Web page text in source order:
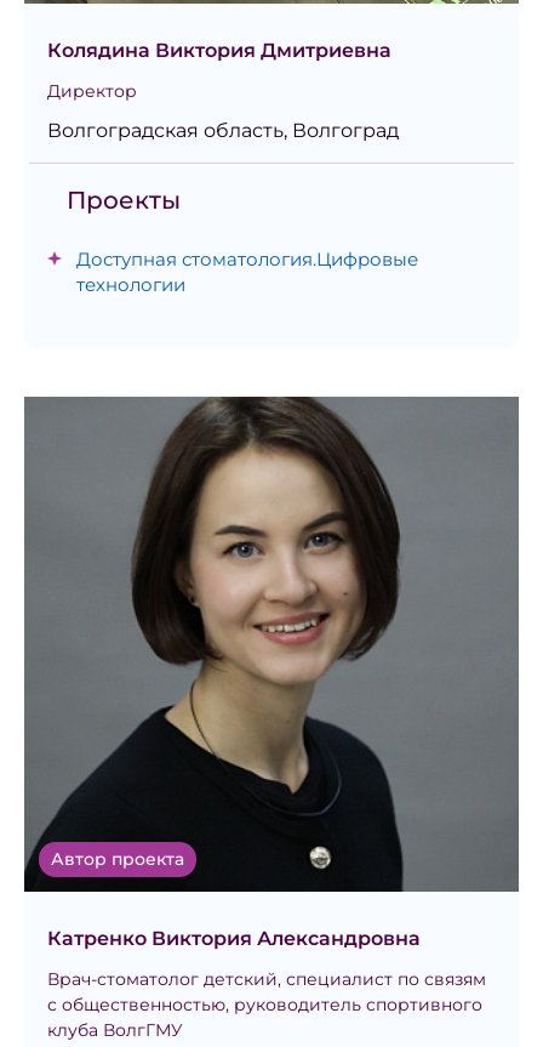
Колядина Виктория Дмитриевна
Директор
Волгоградская область, Волгоград
Проекты
Доступная стоматология.Цифровые
технологии
Автор проекта
Катренко Виктория Александровна
Врач-стоматолог детский, специалист по связям
с общественностью, руководитель спортивного
клуба ВолгГМУ